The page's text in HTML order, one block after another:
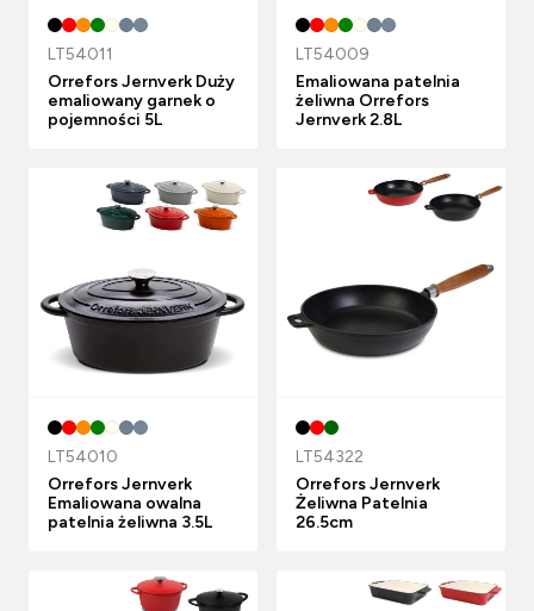
LT54011
Orrefors Jernverk Duży
emaliowany garnek o
pojemności 5L
LT54009
Emaliowana patelnia
żeliwna Orrefors
Jernverk 2.8L
LT54010
Orrefors Jernverk
Emaliowana owalna
patelnia żeliwna 3.5L
LT54322
Orrefors Jernverk
Żeliwna Patelnia
26.5cm